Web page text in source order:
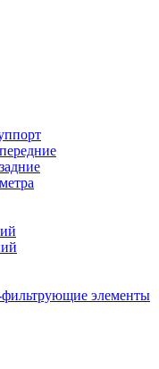
элементы